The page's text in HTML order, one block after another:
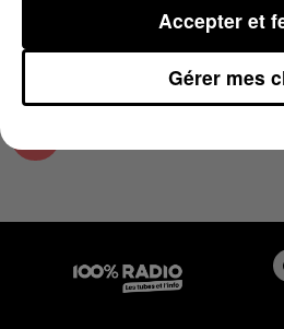
Gérer mes
Accepter et